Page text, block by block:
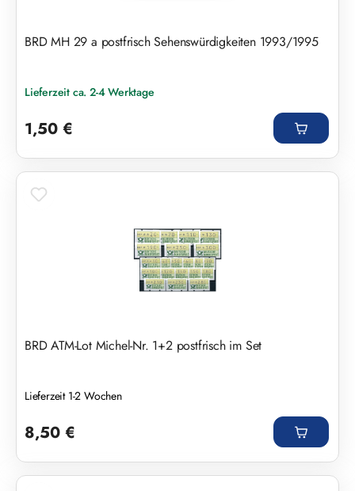
BRD MH 29 a postfrisch Sehenswürdigkeiten 1993/1995
Lieferzeit ca. 2-4 Werktage
1,50 €
BRD ATM-Lot Michel-Nr. 1+2 postfrisch im Set
Lieferzeit 1-2 Wochen
8,50 €